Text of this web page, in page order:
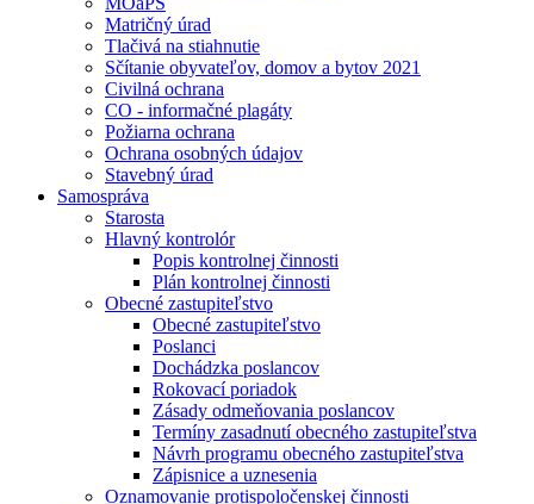
Matričný úrad
Tlačivá na stiahnutie
Sčítanie obyvateľov, domov a bytov 2021
Civilná ochrana
CO - informačné plagáty
Požiarna ochrana
Ochrana osobných údajov
Stavebný úrad
Samospráva
Starosta
Hlavný kontrolór
Popis kontrolnej činnosti
Plán kontrolnej činnosti
Obecné zastupiteľstvo
Obecné zastupiteľstvo
Poslanci
Dochádzka poslancov
Rokovací poriadok
Zásady odmeňovania poslancov
Termíny zasadnutí obecného zastupiteľstva
Návrh programu obecného zastupiteľstva
Zápisnice a uznesenia
Oznamovanie protispoločenskej činnosti